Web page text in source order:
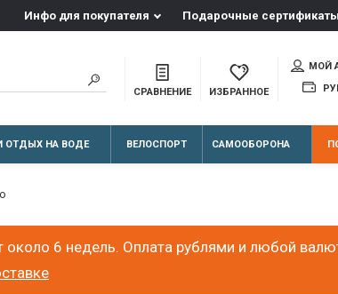
Инфо для покупателя Подарочные сертификаты
СРАВНЕНИЕ ИЗБРАННОЕ
МОЙ
ОТДЫХ НА ВОДЕ ВЕЛОСПОРТ САМООБОРОНА
6 недель. Оплата рублями и любой